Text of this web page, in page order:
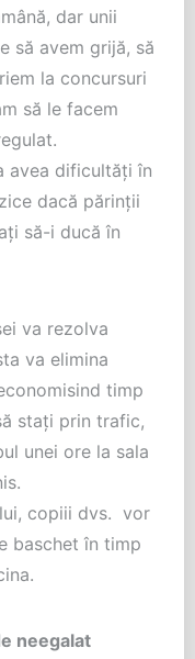
dar unii
să avem grijă, să
la concursuri
să le facem
avea dificultăţi în
dacă părinţii
să-i ducă în
va rezolva
va elimina
timp
staţi prin trafic,
unei ore la sala
copiii dvs. vor
baschet în timp
neegalat